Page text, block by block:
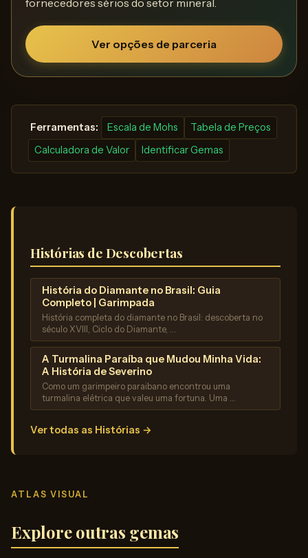
fornecedores sérios do setor mineral.
Ver opções de parceria
️ Ferramentas: Escala de Mohs
Tabela de Preços
Calculadora de Valor
Identificar Gemas
Histórias de Descobertas
História do Diamante no Brasil: Guia
Completo | Garimpada
História completa do diamante no Brasil: descoberta no
século XVIII, Ciclo do Diamante, …
A Turmalina Paraíba que Mudou Minha Vida:
A História de Severino
Como um garimpeiro paraibano encontrou uma
turmalina elétrica que valeu uma fortuna. Uma …
Ver todas as Histórias →
ATLAS VISUAL
Explore outras gemas